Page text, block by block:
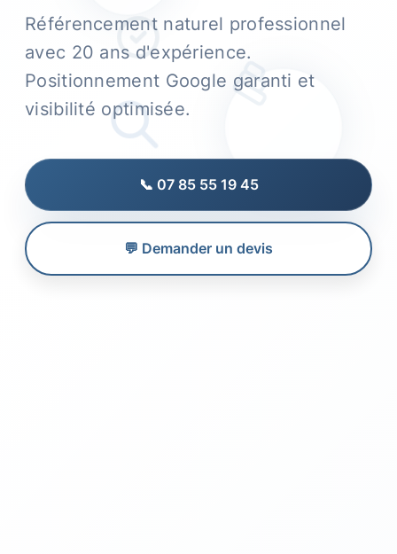
Référencement naturel professionnel
avec 20 ans d'expérience.
Positionnement Google garanti et
visibilité optimisée.
📞 07 85 55 19 45
💬 Demander un devis